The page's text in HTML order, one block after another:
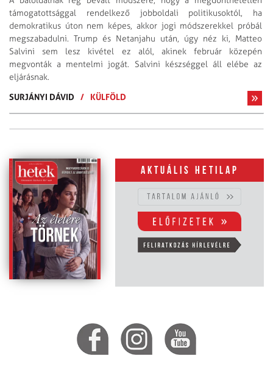
támogatottsággal rendelkező jobboldali politikusoktól, ha
demokratikus úton nem képes, akkor jogi módszerekkel próbál
megszabadulni. Trump és Netanjahu után, úgy néz ki, Matteo
Salvini sem lesz kivétel ez alól, akinek február közepén
megvonták a mentelmi jogát. Salvini készséggel áll elébe az
eljárásnak.
SURJÁNYI DÁVID
/ KÜLFÖLD
Aktuális hetilap